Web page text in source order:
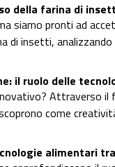
della farina di
siamo pronti ad
di insetti,
il ruolo delle
Attraverso
come
alimentari